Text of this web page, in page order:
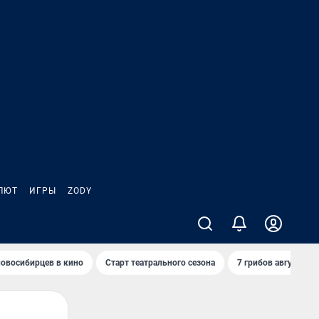
ИГРЫ ZODY
в кино Старт театрального сезона 7 грибов августа